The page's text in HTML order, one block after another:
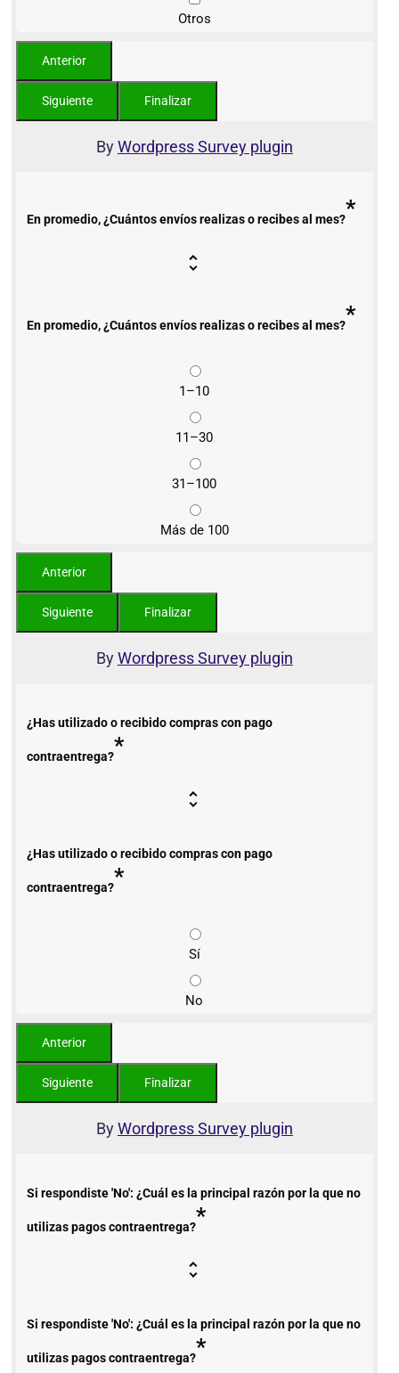
Otros
ByWordpress Survey plugin
En promedio, ¿Cuántos envíos realizas o recibes al mes?*
En promedio, ¿Cuántos envíos realizas o recibes al mes?*
1–10
11–30
31–100
Más de 100
ByWordpress Survey plugin
¿Has utilizado o recibido compras con pago
contraentrega?*
¿Has utilizado o recibido compras con pago
contraentrega?*
Sí
No
ByWordpress Survey plugin
Si respondiste 'No': ¿Cuál es la principal razón por la que no
utilizas pagos contraentrega?*
Si respondiste 'No': ¿Cuál es la principal razón por la que no
utilizas pagos contraentrega?*